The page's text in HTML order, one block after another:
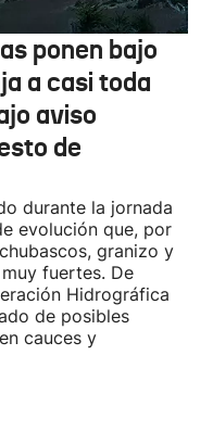
ponen bajo
a casi toda
aviso
de
durante la jornada
evolución que, por
granizo y
fuertes. De
Hidrográfica
de posibles
cauces y